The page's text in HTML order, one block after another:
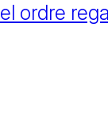
ordre